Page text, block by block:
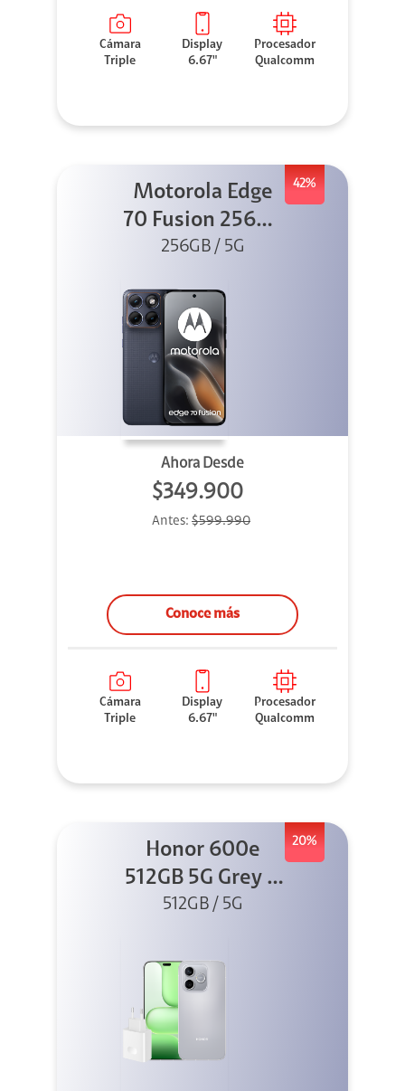
Cámara
Triple
Display
6.67"
Procesador
Qualcomm
42%
Motorola Edge
70 Fusion 256GB
Azul
256GB / 5G
Ahora Desde
$349.900
Antes: $599.990
Conoce más
Cámara
Triple
Display
6.67"
Procesador
Qualcomm
20%
Honor 600e
512GB 5G Grey +
45W
512GB / 5G